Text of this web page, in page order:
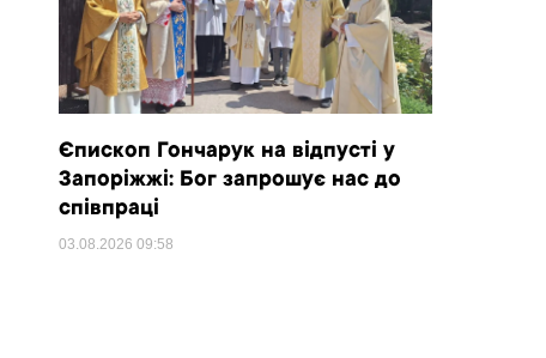
Єпископ Гончарук на відпусті у
Запоріжжі: Бог запрошує нас до
співпраці
03.08.2026 09:58